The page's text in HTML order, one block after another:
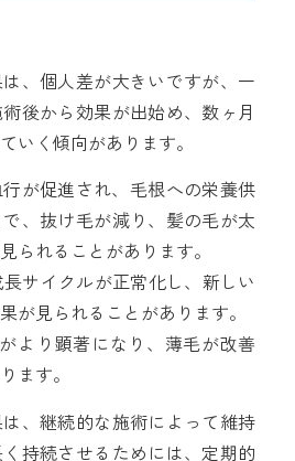
、個人差が大きいですが、一
後から効果が出始め、数ヶ月
いく傾向があります。
が促進され、毛根への栄養供
、抜け毛が減り、髪の毛が太
られることがあります。
サイクルが正常化し、新しい
が見られることがあります。
より顕著になり、薄毛が改善
ます。
、継続的な施術によって維持
持続させるためには、定期的